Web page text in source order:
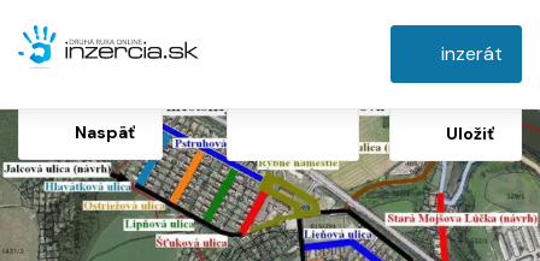
inzerát
Naspäť Uložiť